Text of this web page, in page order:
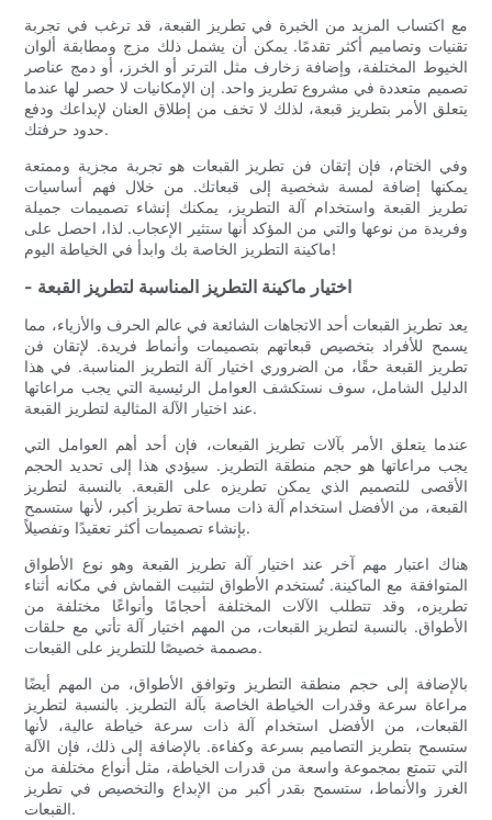
مع اكتساب المزيد من الخبرة في تطريز القبعة، قد ترغب في تجربة
تقنيات وتصاميم أكثر تقدمًا. يمكن أن يشمل ذلك مزج ومطابقة ألوان
الخيوط المختلفة، وإضافة زخارف مثل الترتر أو الخرز، أو دمج عناصر
تصميم متعددة في مشروع تطريز واحد. إن الإمكانيات لا حصر لها عندما
يتعلق الأمر بتطريز قبعة، لذلك لا تخف من إطلاق العنان لإبداعك ودفع
حدود حرفتك.
وفي الختام، فإن إتقان فن تطريز القبعات هو تجربة مجزية وممتعة
يمكنها إضافة لمسة شخصية إلى قبعاتك. من خلال فهم أساسيات
تطريز القبعة واستخدام آلة التطريز، يمكنك إنشاء تصميمات جميلة
وفريدة من نوعها والتي من المؤكد أنها ستثير الإعجاب. لذا، احصل على
ماكينة التطريز الخاصة بك وابدأ في الخياطة اليوم!
- اختيار ماكينة التطريز المناسبة لتطريز القبعة
يعد تطريز القبعات أحد الاتجاهات الشائعة في عالم الحرف والأزياء، مما
يسمح للأفراد بتخصيص قبعاتهم بتصميمات وأنماط فريدة. لإتقان فن
تطريز القبعة حقًا، من الضروري اختيار آلة التطريز المناسبة. في هذا
الدليل الشامل، سوف نستكشف العوامل الرئيسية التي يجب مراعاتها
عند اختيار الآلة المثالية لتطريز القبعة.
عندما يتعلق الأمر بآلات تطريز القبعات، فإن أحد أهم العوامل التي
يجب مراعاتها هو حجم منطقة التطريز. سيؤدي هذا إلى تحديد الحجم
الأقصى للتصميم الذي يمكن تطريزه على القبعة. بالنسبة لتطريز
القبعة، من الأفضل استخدام آلة ذات مساحة تطريز أكبر، لأنها ستسمح
بإنشاء تصميمات أكثر تعقيدًا وتفصيلاً.
هناك اعتبار مهم آخر عند اختيار آلة تطريز القبعة وهو نوع الأطواق
المتوافقة مع الماكينة. تُستخدم الأطواق لتثبيت القماش في مكانه أثناء
تطريزه، وقد تتطلب الآلات المختلفة أحجامًا وأنواعًا مختلفة من
الأطواق. بالنسبة لتطريز القبعات، من المهم اختيار آلة تأتي مع حلقات
مصممة خصيصًا للتطريز على القبعات.
بالإضافة إلى حجم منطقة التطريز وتوافق الأطواق، من المهم أيضًا
مراعاة سرعة وقدرات الخياطة الخاصة بآلة التطريز. بالنسبة لتطريز
القبعات، من الأفضل استخدام آلة ذات سرعة خياطة عالية، لأنها
ستسمح بتطريز التصاميم بسرعة وكفاءة. بالإضافة إلى ذلك، فإن الآلة
التي تتمتع بمجموعة واسعة من قدرات الخياطة، مثل أنواع مختلفة من
الغرز والأنماط، ستسمح بقدر أكبر من الإبداع والتخصيص في تطريز
القبعات.